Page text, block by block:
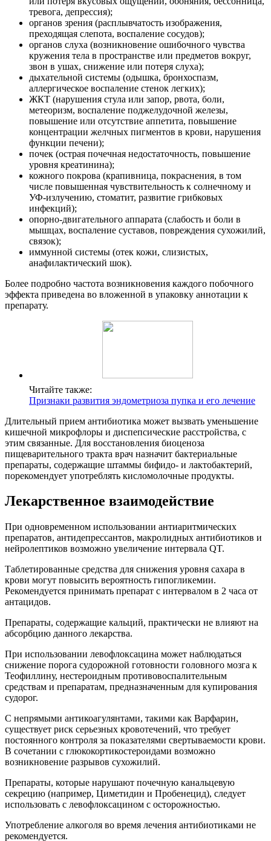
тревога, депрессия);
органов зрения (расплывчатость изображения,
преходящая слепота, воспаление сосудов);
органов слуха (возникновение ошибочного чувства
кружения тела в пространстве или предметов вокруг,
звон в ушах, снижение или потеря слуха);
дыхательной системы (одышка, бронхоспазм,
аллергическое воспаление стенок легких);
ЖКТ (нарушения стула или запор, рвота, боли,
метеоризм, воспаление поджелудочной железы,
повышение или отсутствие аппетита, повышение
концентрации желчных пигментов в крови, нарушения
функции печени);
почек (острая почечная недостаточность, повышение
уровня креатинина);
кожного покрова (крапивница, покраснения, в том
числе повышенная чувствительность к солнечному и
УФ-излучению, стоматит, развитие грибковых
инфекций);
опорно-двигательного аппарата (слабость и боли в
мышцах, воспаление суставов, повреждения сухожилий,
связок);
иммунной системы (отек кожи, слизистых,
анафилактический шок).
Более подробно частота возникновения каждого побочного
эффекта приведена во вложенной в упаковку аннотации к
препарату.
Читайте также:
Признаки развития эндометриоза пупка и его лечение
Длительный прием антибиотика может вызвать уменьшение
кишечной микрофлоры и диспепсические расстройства, с
этим связанные. Для восстановления биоценоза
пищеварительного тракта врач назначит бактериальные
препараты, содержащие штаммы бифидо- и лактобактерий,
порекомендует употреблять кисломолочные продукты.
Лекарственное взаимодействие
При одновременном использовании антиаритмических
препаратов, антидепрессантов, макролидных антибиотиков и
нейролептиков возможно увеличение интервала QT.
Таблетированные средства для снижения уровня сахара в
крови могут повысить вероятность гипогликемии.
Рекомендуется принимать препарат с интервалом в 2 часа от
антацидов.
Препараты, содержащие кальций, практически не влияют на
абсорбцию данного лекарства.
При использовании левофлоксацина может наблюдаться
снижение порога судорожной готовности головного мозга к
Теофиллину, нестероидным противовоспалительным
средствам и препаратам, предназначенным для купирования
судорог.
С непрямыми антикоагулянтами, такими как Варфарин,
существует риск серьезных кровотечений, что требует
постоянного контроля за показателями свертываемости крови.
В сочетании с глюкокортикостероидами возможно
возникновение разрывов сухожилий.
Препараты, которые нарушают почечную канальцевую
секрецию (например, Циметидин и Пробенецид), следует
использовать с левофлоксацином с осторожностью.
Употребление алкоголя во время лечения антибиотиками не
рекомендуется.